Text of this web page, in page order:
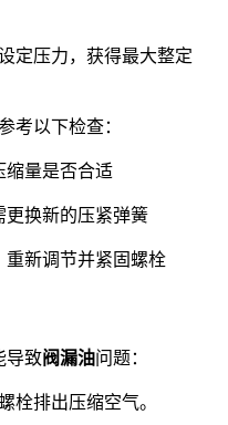
定压力，获得最大整定
考以下检查：
缩量是否合适
更换新的压紧弹簧
重新调节并紧固螺栓
导致阀漏油问题：
栓排出压缩空气。